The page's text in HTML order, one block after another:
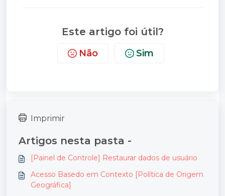
Este artigo foi útil?
Não Sim
Imprimir
Artigos nesta pasta -
[Painel de Controle] Restaurar dados de usuário
Acesso Basedo em Contexto [Política de Origem
Geográfica]